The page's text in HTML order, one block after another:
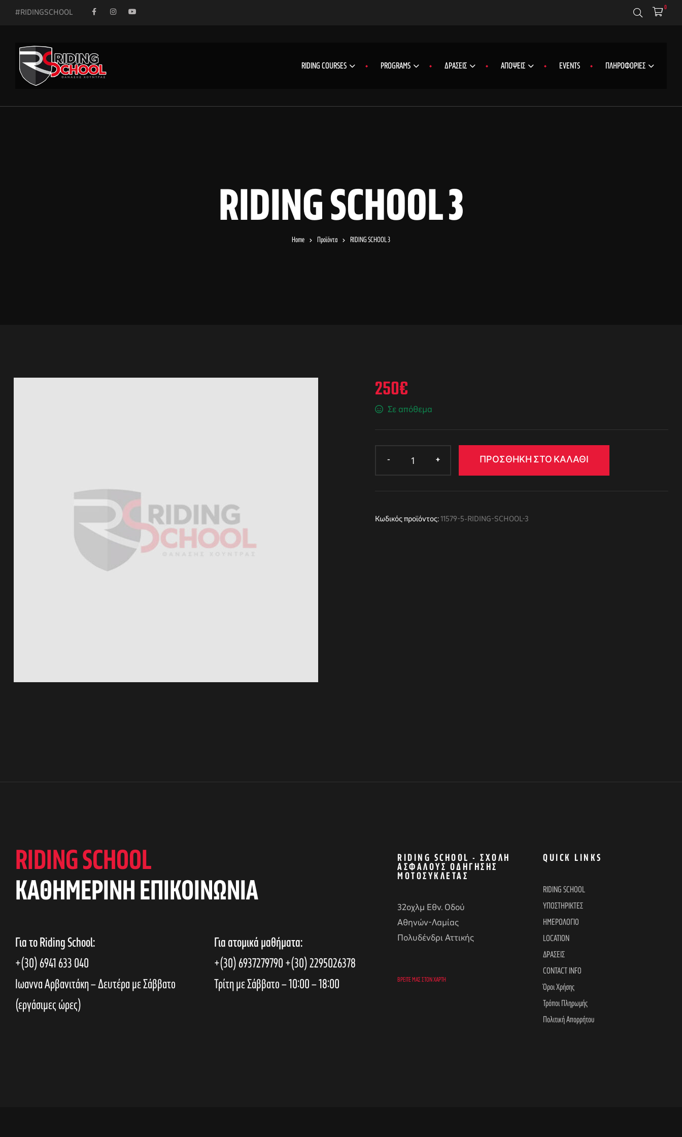
#RIDINGSCHOOL 0
RIDING COURSES PROGRAMS ΔΡΑΣΕΙΣ ΑΠΟΨΕΙΣ EVENTS ΠΛΗΡΟΦΟΡΙΕΣ
RIDING SCHOOL 3
Home Προϊόντα RIDING SCHOOL 3
250€
Σε απόθεμα
ΠΡΟΣΘΉΚΗ ΣΤΟ ΚΑΛΆΘΙ
Κωδικός προϊόντος:11579-5-RIDING-SCHOOL-3
RIDING SCHOOL
KAΘΗΜΕΡΙΝΗ ΕΠΙΚΟΙΝΩΝΙΑ
Για το Riding School:
+(30) 6941 633 040
Ιωαννα Αρβανιτάκη – Δευτέρα με Σάββατο
(εργάσιμες ώρες)
Για ατομικά μαθήματα:
+(30) 6937279790+(30) 2295026378
Τρίτη με Σάββατο – 10:00 – 18:00
RIDING SCHOOL - ΣΧΟΛΉ
ΑΣΦΑΛΟΎΣ ΟΔΉΓΗΣΗΣ
ΜΟΤΟΣΥΚΛΈΤΑΣ
32οχλμ Εθν. Οδού
Αθηνών-Λαμίας
Πολυδένδρι Αττικής
ΒΡΕΊΤΕ ΜΑΣ ΣΤΟΝ ΧΆΡΤΗ
QUICK LINKS
RIDING SCHOOL
ΥΠΟΣΤΗΡΙΚΤΕΣ
ΗΜΕΡΟΛΟΓΙΟ
LOCATION
ΔΡΑΣΕΙΣ
CONTACT INFO
Όροι Χρήσης
Τρόποι Πληρωμής
Πολιτική Απορρήτου